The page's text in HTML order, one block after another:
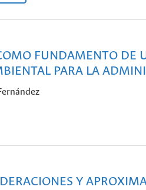
FUNDAMENTO DE
PARA LA
Y